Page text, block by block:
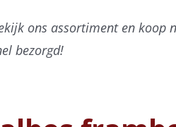
ons assortiment en koop
bezorgd!